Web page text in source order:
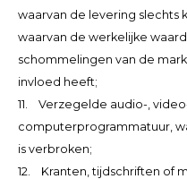
waarvan de levering slechts
waarvan de werkelijke
schommelingen van de
invloed heeft;
11. Verzegelde audio-,
computerprogrammatuur,
is verbroken;
12. Kranten, tijdschriften of